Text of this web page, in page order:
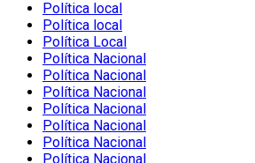
Política local
Política local
Política Local
Política Nacional
Política Nacional
Política Nacional
Política Nacional
Política Nacional
Política Nacional
Política Nacional